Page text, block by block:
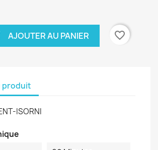
AJOUTER AU PANIER favorite_border
produit
ISORNI